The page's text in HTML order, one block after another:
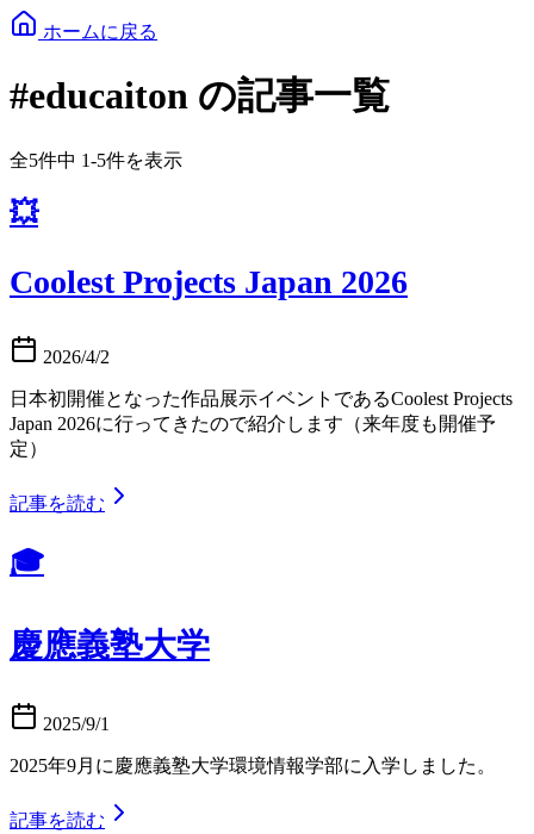
ホームに戻る
#educaiton の記事一覧
全5件中 1-5件を表示
💥
Coolest Projects Japan 2026
2026/4/2
日本初開催となった作品展示イベントであるCoolest Projects
Japan 2026に行ってきたので紹介します（来年度も開催予
定）
記事を読む
🎓
慶應義塾大学
2025/9/1
2025年9月に慶應義塾大学環境情報学部に入学しました。
記事を読む